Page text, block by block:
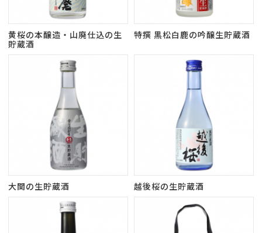
黄桜の本醸造・山廃仕込の生
貯蔵酒
特撰 黒松白鹿の吟醸生貯蔵酒
大関の生貯蔵酒 越後桜の生貯蔵酒